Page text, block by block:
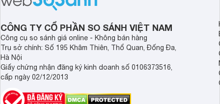
CÔNG TY CỔ PHẦN SO SÁNH VIỆT NAM
Công cụ so sánh giá online - Không bán hàng
Trụ sở chính: Số 195 Khâm Thiên, Thổ Quan, Đống Đa,
Hà Nội
Giấy chứng nhận đăng ký kinh doanh số 0106373516,
cấp ngày 02/12/2013